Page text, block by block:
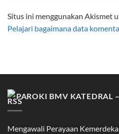
Situs ini menggunakan Akismet
Pelajari bagaimana data
PAROKI BMV KATEDRAL
Mengawali Perayaan